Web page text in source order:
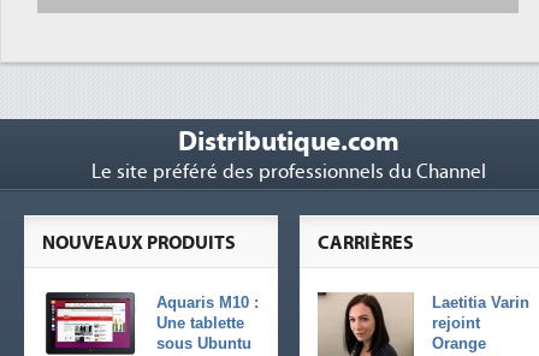
Distributique.com
Le site préféré des professionnels du Channel
CARRIÈRES
Laetitia Varin
rejoint
Orange
NOUVEAUX PRODUITS
Aquaris M10 :
Une tablette
sous Ubuntu